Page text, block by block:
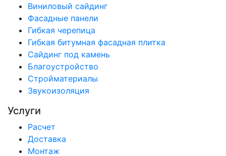
Виниловый сайдинг
Фасадные панели
Гибкая черепица
Гибкая битумная фасадная плитка
Сайдинг под камень
Благоустройство
Стройматериалы
Звукоизоляция
Услуги
Расчет
Доставка
Монтаж